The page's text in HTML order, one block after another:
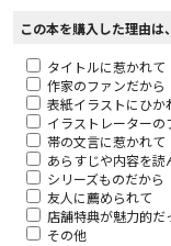
この本を購入した理由は
タイトルに惹かれて
作家のファンだから
表紙イラストにひか
イラストレーターの
帯の文言に惹かれて
あらすじや内容を読
シリーズものだから
友人に薦められて
店舗特典が魅力的だ
その他